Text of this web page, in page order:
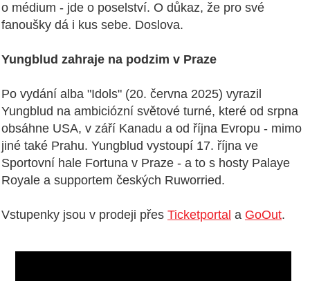
o médium - jde o poselství. O důkaz, že pro své
fanoušky dá i kus sebe. Doslova.
Yungblud zahraje na podzim v Praze
Po vydání alba "Idols" (20. června 2025) vyrazil
Yungblud na ambiciózní světové turné, které od srpna
obsáhne USA, v září Kanadu a od října Evropu - mimo
jiné také Prahu. Yungblud vystoupí 17. října ve
Sportovní hale Fortuna v Praze - a to s hosty Palaye
Royale a supportem českých Ruworried.
Vstupenky jsou v prodeji přes Ticketportal a GoOut.